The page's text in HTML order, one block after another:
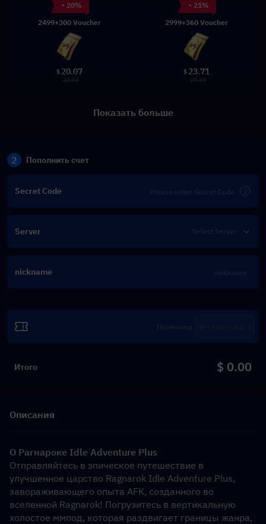
- 20%
2499+300 Voucher
$ 20.07
24.99
- 21%
2999+360 Voucher
$ 23.71
29.99
Показать больше
2 Пополнить счет
Secret Code
Server
nickname
Итого $ 0.00
Описания
О Рагнароке Idle Adventure Plus
Отправляйтесь в эпическое путешествие в
улучшенное царство Ragnarok Idle Adventure Plus,
завораживающего опыта AFK, созданного во
вселенной Ragnarok! Погрузитесь в вертикальную
холостое ммпод, которая раздвигает границы жанра,